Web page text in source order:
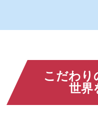
こだわり
世界